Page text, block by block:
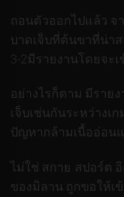
ถอนตัวออกไปแล้ว จ
บาดเจ็บที่ต้นขาที่น่า
3-2มีรายงานโดยจะ
อย่างไรก็ตาม มีราย
เจ็บเช่นกันระหว่างเ
ปัญหากล้ามเนื้ออ่อน
ไม่ใช่ สกาย สปอร์ต
ของมิลาน ถูกขอให้เ